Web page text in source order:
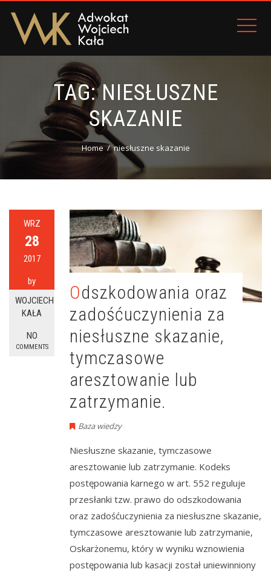
TAG:NIESŁUSZNE
SKAZANIE
Home niesłuszne skazanie
WRZ
28
2017
by
WOJCIECH
KAŁA
NO
COMMENTS
Odszkodowania oraz
zadośćuczynienia za
niesłuszne skazanie,
tymczasowe
aresztowanie lub
zatrzymanie.
Baza wiedzy
Niesłuszne skazanie, tymczasowe
aresztowanie lub zatrzymanie. Kodeks
postępowania karnego w art. 552 reguluje
przesłanki tzw. prawo do odszkodowania
oraz zadośćuczynienia za niesłuszne skazanie,
tymczasowe aresztowanie lub zatrzymanie,
Oskarżonemu, który w wyniku wznowienia
postępowania lub kasacji został uniewinniony